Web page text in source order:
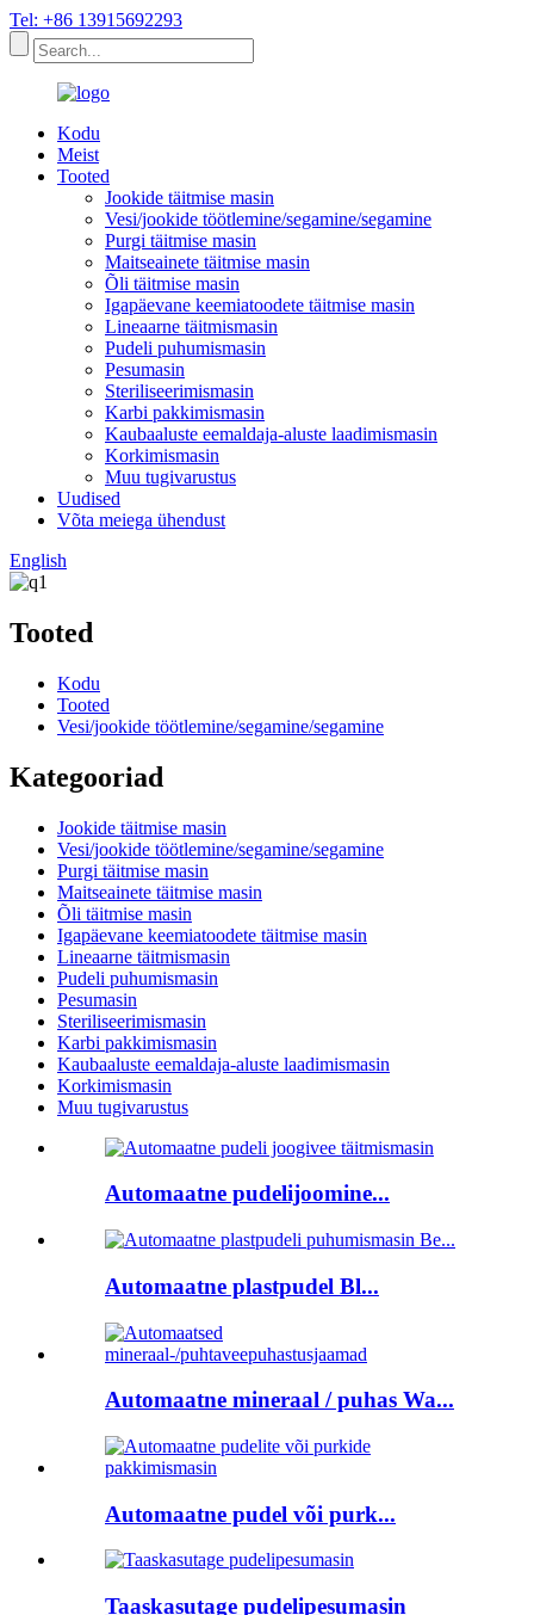
Tel: +86 13915692293
Kodu
Meist
Tooted
Jookide täitmise masin
Vesi/jookide töötlemine/segamine/segamine
Purgi täitmise masin
Maitseainete täitmise masin
Õli täitmise masin
Igapäevane keemiatoodete täitmise masin
Lineaarne täitmismasin
Pudeli puhumismasin
Pesumasin
Steriliseerimismasin
Karbi pakkimismasin
Kaubaaluste eemaldaja-aluste laadimismasin
Korkimismasin
Muu tugivarustus
Uudised
Võta meiega ühendust
English
Tooted
Kodu
Tooted
Vesi/jookide töötlemine/segamine/segamine
Kategooriad
Jookide täitmise masin
Vesi/jookide töötlemine/segamine/segamine
Purgi täitmise masin
Maitseainete täitmise masin
Õli täitmise masin
Igapäevane keemiatoodete täitmise masin
Lineaarne täitmismasin
Pudeli puhumismasin
Pesumasin
Steriliseerimismasin
Karbi pakkimismasin
Kaubaaluste eemaldaja-aluste laadimismasin
Korkimismasin
Muu tugivarustus
Automaatne pudelijoomine...
Automaatne plastpudel Bl...
Automaatne mineraal / puhas Wa...
Automaatne pudel või purk...
Taaskasutage pudelipesumasin